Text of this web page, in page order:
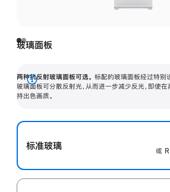
玻璃面板
两种抗反射玻璃面板可选。 标配的玻璃面板经过特别
玻璃面板可分散反射光，从而进一步减少反光，即使
持出色画质。
展
开
标准玻璃
或